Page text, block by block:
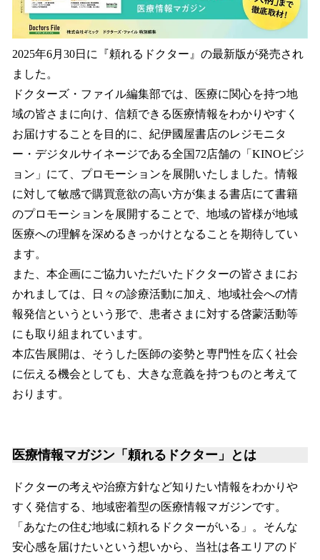
2025年6月30日に『頼れるドクター』の最新版が発売され
ました。
ドクターズ・ファイル編集部では、医療に関心を持つ地
域の皆さまに向け、信頼できる医療情報をわかりやすく
お届けすることを目的に、紀伊國屋書店のレジモニタ
ー・デジタルサイネージである全国72店舗の「KINOビジ
ョン」にて、プロモーションを展開いたしました。情報
に対して敏感で購買意欲の高い方が集まる書店にて書籍
のプロモーションを展開することで、地域の皆様が地域
医療への理解を深めるきっかけとなることを期待してい
ます。
また、本企画にご協力いただいたドクターの皆さまにお
かれましては、日々の診療活動に加え、地域社会への情
報発信というという形で、患者さまに対する啓蒙活動等
にも取り組まれています。
本広告展開は、そうした医師の姿勢と専門性を広く社会
に伝える機会としても、大きな意義を持つものと考えて
おります。
医療情報マガジン「頼れるドクター」とは
ドクターの考えや治療方針など知りたい情報をわかりや
すく発信する、地域密着型の医療情報マガジンです。
「あなたの住む地域に頼れるドクターがいる」。そんな
安心感を届けたいという想いから、当社は各エリアのド